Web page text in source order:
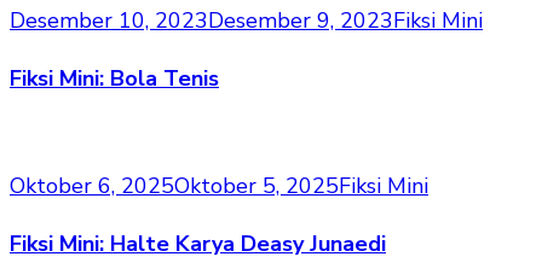
Desember 10, 2023Desember 9, 2023Fiksi Mini
Fiksi Mini: Bola Tenis
Oktober 6, 2025Oktober 5, 2025Fiksi Mini
Fiksi Mini: Halte Karya Deasy Junaedi